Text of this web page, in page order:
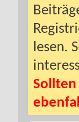
lesen.